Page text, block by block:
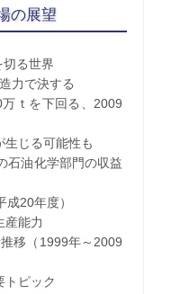
の展望
る世界
力で決する
ｔを下回る、2009
生じる可能性も
石油化学部門の収益
成20年度）
産能力
移（1999年～2009
トピック